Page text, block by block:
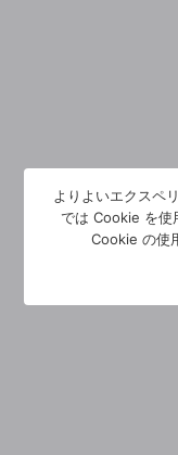
よりよいエクスペ
では Cookie を使
Cookie の使